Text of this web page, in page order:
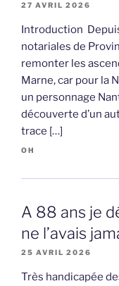
27 AVRIL 2026
Introduction
notariales de
remonter les
Marne, car pour la
un personnage
découverte d’un
trace […]
OH
A 88 ans je
ne l’avais
25 AVRIL 2026
Très handicapée